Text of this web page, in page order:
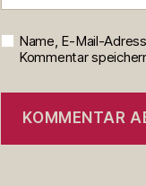
Name, E-Mail-
Kommentar